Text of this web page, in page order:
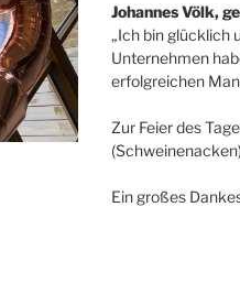
Johannes Völk,
„Ich bin glücklich
Unternehmen
erfolgreichen
Zur Feier des
Ein großes